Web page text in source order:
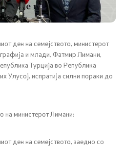
ден на семејството, министерот
и млади, Фатмир Лимани,
Турција во Република
Улусој, испратија силни пораки до
министерот Лимани:
ден на семејството, заедно со